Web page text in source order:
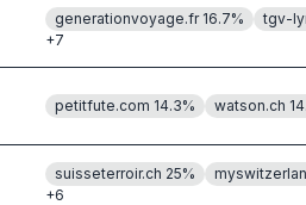
generationvoyage.fr 16.7% tgv-
+7
petitfute.com 14.3% watson.ch
suisseterroir.ch 25%
+6